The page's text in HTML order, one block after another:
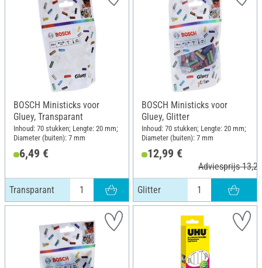
BOSCH Ministicks voor
Gluey, Transparant
Inhoud: 70 stukken; Lengte: 20 mm;
Diameter (buiten): 7 mm
6,49 €
Transparant
BOSCH Ministicks voor
Gluey, Glitter
Inhoud: 70 stukken; Lengte: 20 mm;
Diameter (buiten): 7 mm
12,99 €
Adviesprijs
Glitter